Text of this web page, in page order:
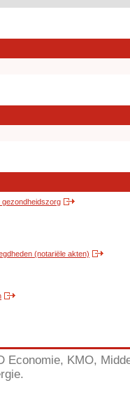
(notariële akten)
Economie, KMO,